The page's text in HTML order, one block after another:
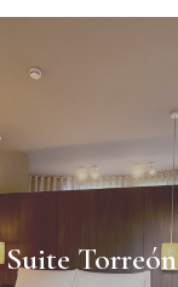
Suite Torreón